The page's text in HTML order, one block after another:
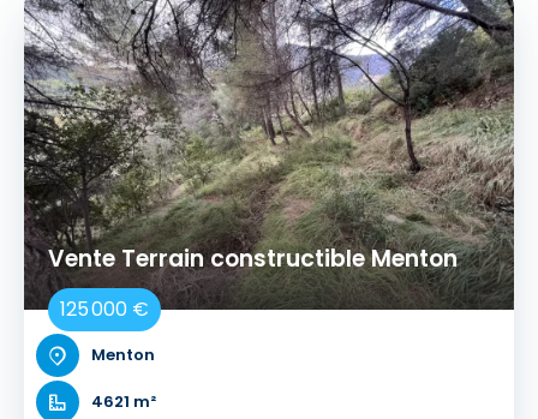
Vente Terrain constructible Menton
125 000 €
Menton
4621 m²